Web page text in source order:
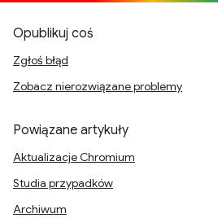
Opublikuj coś
Zgłoś błąd
Zobacz nierozwiązane problemy
Powiązane artykuły
Aktualizacje Chromium
Studia przypadków
Archiwum